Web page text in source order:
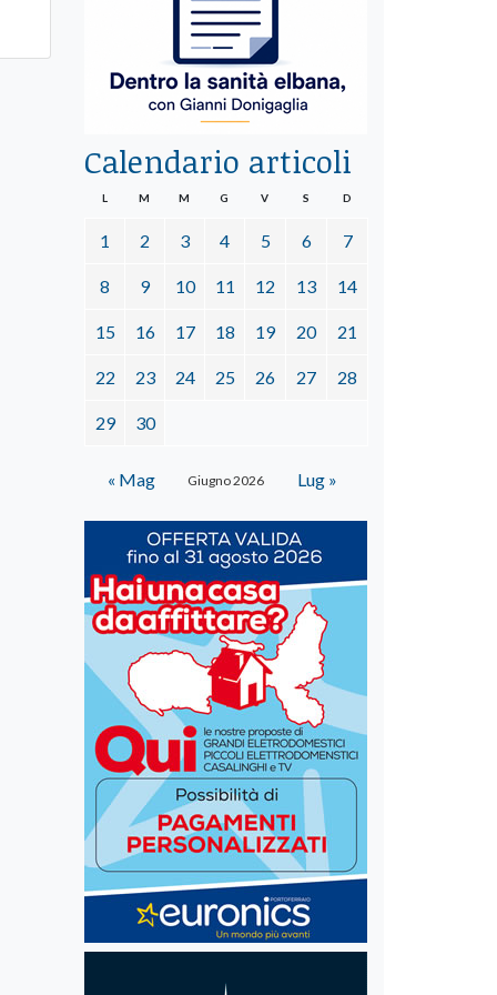
Calendario articoli
Giugno 2026
L M M G V S D
1 2 3 4 5 6 7
8 9 10 11 12 13 14
15 16 17 18 19 20 21
22 23 24 25 26 27 28
29 30
« Mag Lug »